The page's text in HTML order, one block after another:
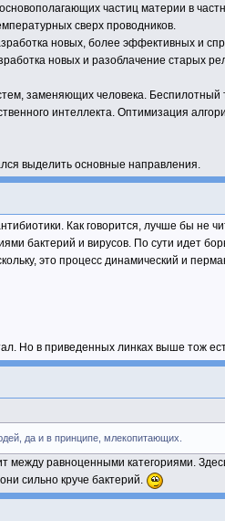
частиц материи в
сверх проводников.
новых, более эффективных и
новых и разоблачение
заменяющих человека.
интеллекта. Оптимизация
выделить основные направления.
Как говорится, лучше бы не
бактерий и вирусов. По сути идет
это процесс динамический и
Но в приведенных линках выше тож
да и в принципе, млекопитающих.
между равноценными категориями.
сильно круче бактерий.